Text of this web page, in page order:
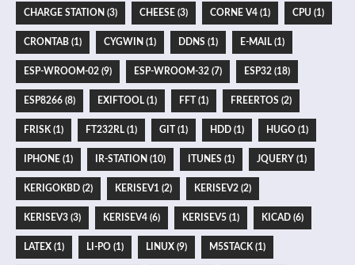
CHARGE STATION (3) CHEESE (3) CORNE V4 (1) CPU (1)
CRONTAB (1) CYGWIN (1) DDNS (1) E-MAIL (1)
ESP-WROOM-02 (9) ESP-WROOM-32 (7) ESP32 (18)
ESP8266 (8) EXIFTOOL (1) FFT (1) FREERTOS (2)
FRISK (1) FT232RL (1) GIT (1) HDD (1) HUGO (1)
IPHONE (1) IR-STATION (10) ITUNES (1) JQUERY (1)
KERIGOKBD (2) KERISEV1 (2) KERISEV2 (2)
KERISEV3 (3) KERISEV4 (6) KERISEV5 (1) KICAD (6)
LATEX (1) LI-PO (1) LINUX (9) M5STACK (1)